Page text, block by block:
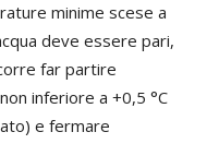
minime scese a
deve essere pari,
far partire
inferiore a +0,5 °C
e fermare